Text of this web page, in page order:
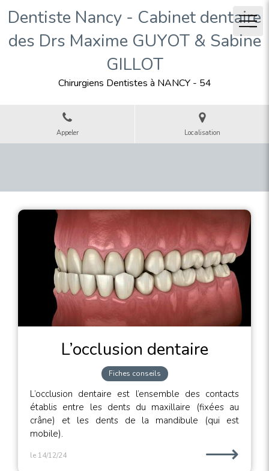
Dentiste Nancy - Cabinet dentaire
des Drs Maxime GUYOT & Sabine
GILLOT
Chirurgiens Dentistes à NANCY - 54
Appeler Localisation
L’occlusion dentaire
Fiches conseils
L’occlusion dentaire est l’ensemble des contacts
établis entre les dents du maxillaire (fixées au
crâne) et les dents de la mandibule (qui est
mobile).
le 14/12/24 ⟶